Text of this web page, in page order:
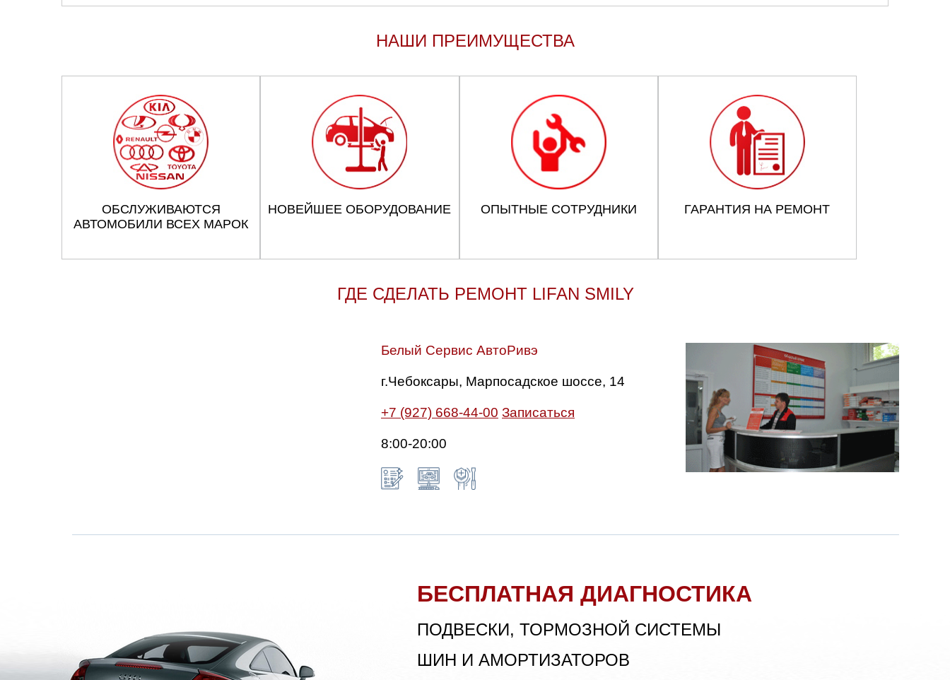
НАШИ ПРЕИМУЩЕСТВА
ОБСЛУЖИВАЮТСЯ
АВТОМОБИЛИ ВСЕХ МАРОК
НОВЕЙШЕЕ ОБОРУДОВАНИЕ ОПЫТНЫЕ СОТРУДНИКИ ГАРАНТИЯ НА РЕМОНТ
ГДЕ СДЕЛАТЬ РЕМОНТ LIFAN SMILY
Белый Сервис АвтоРивэ
г.Чебоксары, Марпосадское шоссе, 14
+7 (927) 668-44-00 Записаться
8:00-20:00
БЕСПЛАТНАЯ ДИАГНОСТИКА
ПОДВЕСКИ, ТОРМОЗНОЙ СИСТЕМЫ
ШИН И АМОРТИЗАТОРОВ